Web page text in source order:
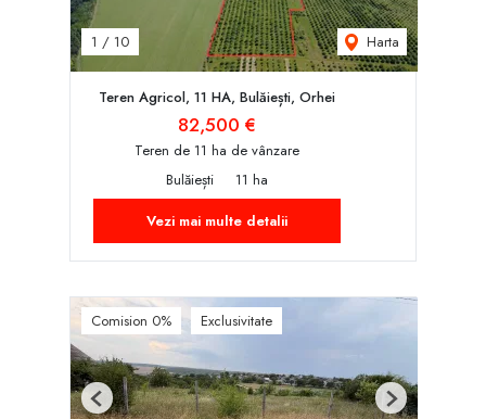
1 / 10 Harta
Teren Agricol, 11 HA, Bulăiești, Orhei
82,500 €
Teren de 11 ha de vânzare
Bulăiești
11 ha
Vezi mai multe detalii
Comision 0% Exclusivitate
Previous Next